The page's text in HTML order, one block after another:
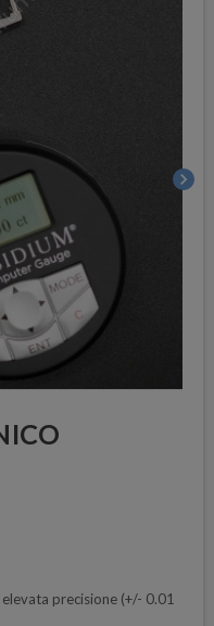
chevron_right
precisione (+/- 0.01